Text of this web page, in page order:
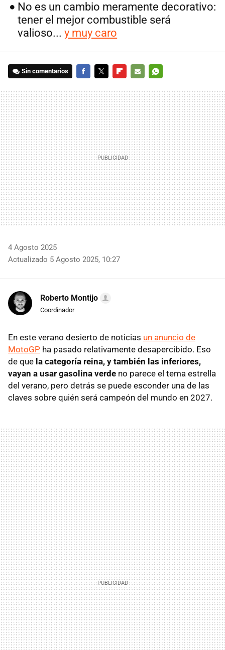
No es un cambio meramente decorativo:
tener el mejor combustible será
valioso...y muy caro
Sin comentarios
MAIL
4 Agosto 2025
Actualizado 5 Agosto 2025, 10:27
Roberto Montijo
Coordinador
En este verano desierto de noticias un anuncio de
MotoGP ha pasado relativamente desapercibido. Eso
de que la categoría reina, y también las inferiores,
vayan a usar gasolina verde no parece el tema estrella
del verano, pero detrás se puede esconder una de las
claves sobre quién será campeón del mundo en 2027.